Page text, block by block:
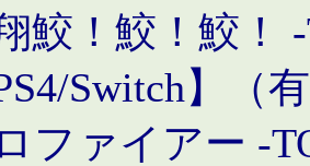
鮫！鮫！鮫！
PS4/Switch】（
ファイアー -